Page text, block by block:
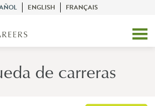
ENGLISH FRANÇAIS
de carreras